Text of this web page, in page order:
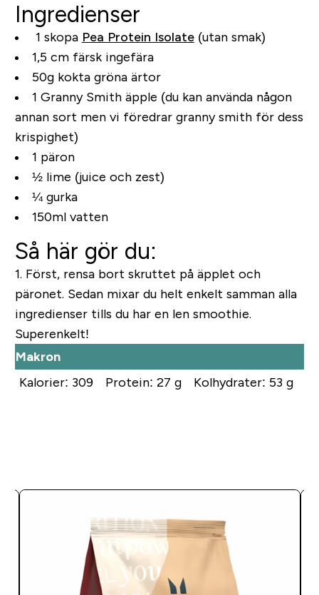
Ingredienser
1 skopa Pea Protein Isolate(utan smak)
1,5 cm färsk ingefära
50g kokta gröna ärtor
1 Granny Smith äpple (du kan använda någon
annan sort men vi föredrar granny smith för dess
krispighet)
1 päron
½ lime (juice och zest)
¼ gurka
150ml vatten
Så här gör du:
1. Först, rensa bort skruttet på äpplet och
päronet. Sedan mixar du helt enkelt samman alla
ingredienser tills du har en len smoothie.
Superenkelt!
Makron
Kalorier: 309
Protein: 27 g Kolhydrater: 53 g